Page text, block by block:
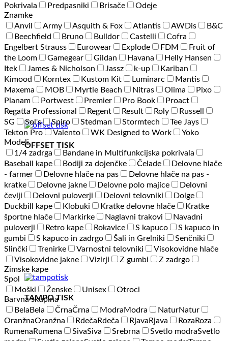
OFFSET TISK
TAMPO TISK
Pokrivala
Predpasniki Brisače
Odeje
Znamke
Anvil
Army Asquith & Fox Atlantis AWDis
B&C
Beechfield
Bruno Bulldor Castelli
Cofra
Engelbert Strauss
Eurowear Explode FDM
Fruit of
the Loom
Gamegear Gildan Havana
Helly Hansen
Itek
James & Nicholson Jassz k-up
Kariban
Kimood
Korntex Kustom Kit Luminarc
Mantis
Maxema
MOB Myrtle Beach Nitras Olima
Pixo
Planam
Portwest Premier Pro Book
Proact
Regatta Professional
Regent Result Roly
Russell
SG
Sol's Spiro Stedman Stormtech
Tee Jays
Tekton Pro
Valento WK Designed to Work
Yoko
Modeli
1/4 zadrga
Bandane in Multifunkcijska pokrivala
Baseball kape
Bodiji za dojenčke Čelade
Delovne hlače
- farmer
Delovne hlače na pas
Delovne hlače na pas -
kratke
Delovne jakne Delovne polo majice
Delovni
čevlji
Delovni puloverji Delovni telovniki
Dolge
Duckbill kape
Klobuki Kratke delovne hlače
Kratke
športne hlače
Markirke Naglavni trakovi
Navadni
puloverji
Retro kape Rokavice S kapuco
S kapuco in
gumbi
S kapuco in zadrgo Šali in Grelniki
Senčniki
Slinčki
Trenirke Varnostni telovniki
Visokovidne hlače
Visokovidne jakne
Vizirji Z gumbi
Z zadrgo
Zimske kape
Spol
Moški
Ženske Unisex
Otroci
Barvna skupina
Bela Bela ČrnaČrna ModraModra NaturNatur
OranžnaOranžna Rdeča Rdeča Rjava Rjava Roza Roza
Rumena Rumena SivaSiva Srebrna Svetlo modraSvetlo